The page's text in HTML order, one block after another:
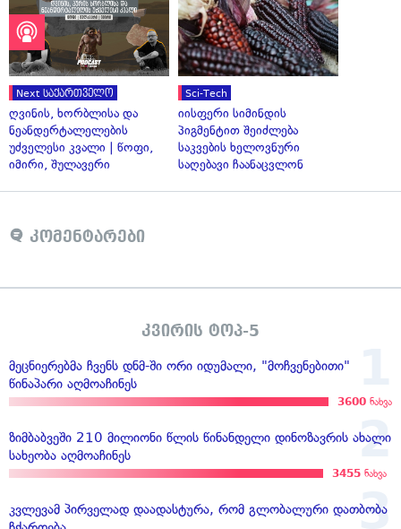
Next საქართველო
ღვინის, ხორბლისა და
ნეანდერტალელების
უძველესი კვალი | წოფი,
იმირი, შულავერი
Sci-Tech
იისფერი სიმინდის
პიგმენტით შეიძლება
საკვების ხელოვნური
საღებავი ჩაანაცვლონ
კომენტარები
კვირის ტოპ-5
მეცნიერებმა ჩვენს დნმ-ში ორი იდუმალი, "მოჩვენებითი"
წინაპარი აღმოაჩინეს
3600 ნახვა
ზიმბაბვეში 210 მილიონი წლის წინანდელი დინოზავრის ახალი
სახეობა აღმოაჩინეს
3455 ნახვა
კვლევამ პირველად დაადასტურა, რომ გლობალური დათბობა